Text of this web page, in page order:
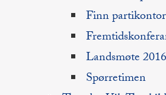
Finn
Landsmøte 2016
Spørretimen